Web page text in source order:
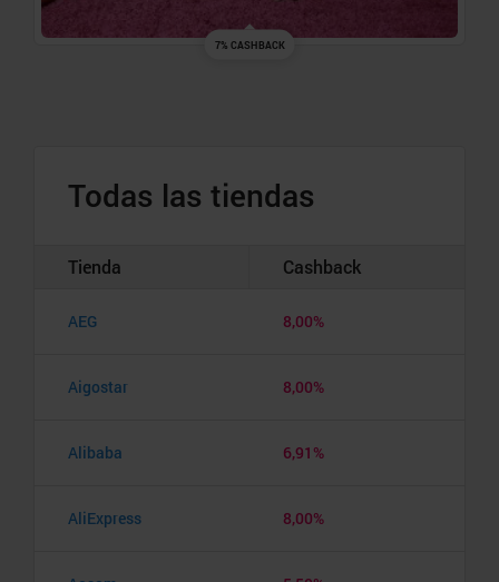
7% CASHBACK
Todas las tiendas
Tienda Cashback
AEG 8,00%
Aigostar 8,00%
Alibaba 6,91%
AliExpress 8,00%